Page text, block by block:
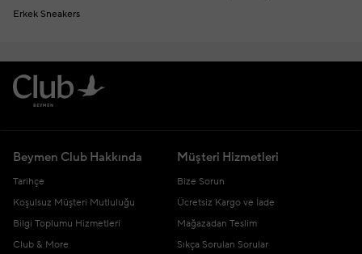
Erkek Sneakers
Beymen Club Hakkında
Tarihçe
Koşulsuz Müşteri Mutluluğu
Bilgi Toplumu Hizmetleri
Club & More
Müşteri Hizmetleri
Bize Sorun
Ücretsiz Kargo ve İade
Mağazadan Teslim
Sıkça Sorulan Sorular